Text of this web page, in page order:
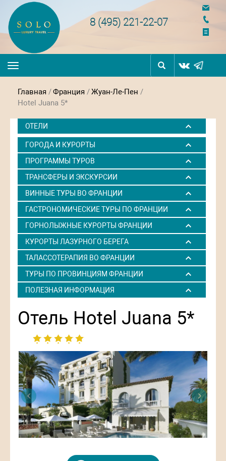
8 (495) 221-22-07
Toggle
navigation
Главная /Франция /Жуан-Ле-Пен /
Hotel Juana 5*
ОТЕЛИ
ГОРОДА И КУРОРТЫ
ПРОГРАММЫ ТУРОВ
ТРАНСФЕРЫ И ЭКСКУРСИИ
ВИННЫЕ ТУРЫ ВО ФРАНЦИИ
ГАСТРОНОМИЧЕСКИЕ ТУРЫ ПО ФРАНЦИИ
ГОРНОЛЫЖНЫЕ КУРОРТЫ ФРАНЦИИ
КУРОРТЫ ЛАЗУРНОГО БЕРЕГА
ТАЛАССОТЕРАПИЯ ВО ФРАНЦИИ
ТУРЫ ПО ПРОВИНЦИЯМ ФРАНЦИИ
ПОЛЕЗНАЯ ИНФОРМАЦИЯ
Отель Hotel Juana 5*